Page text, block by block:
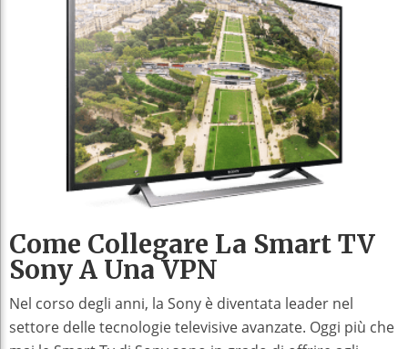
Come Collegare La Smart TV
Sony A Una VPN
Nel corso degli anni, la Sony è diventata leader nel
settore delle tecnologie televisive avanzate. Oggi più che